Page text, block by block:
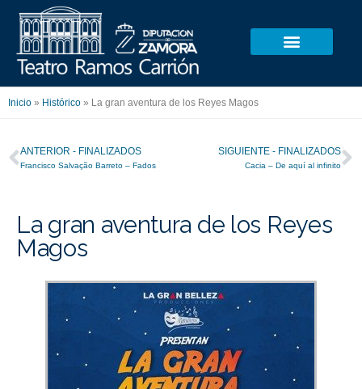
contenido
Inicio » Histórico » La gran aventura de los Reyes Magos
Ant
ANTERIOR - FINALIZADOS
Francisco Salvação Barreto – Fados
SIGUIENTE - FINALIZADOS
Cacia – De aquí al infinito
La gran aventura de los Reyes
Magos